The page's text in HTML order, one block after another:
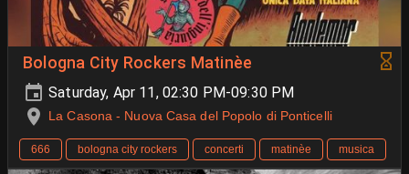
Bologna City Rockers Matinèe
Saturday, Apr 11, 02:30 PM-09:30 PM
La Casona - Nuova Casa del Popolo di Ponticelli
666 bologna city rockers concerti matinèe musica